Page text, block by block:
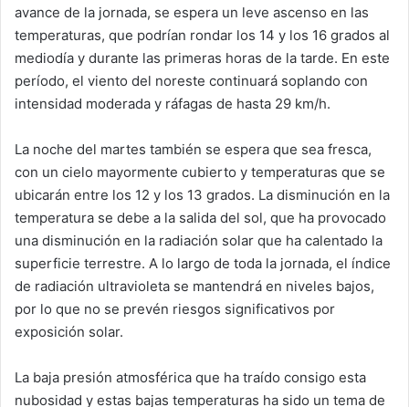
avance de la jornada, se espera un leve ascenso en las
temperaturas, que podrían rondar los 14 y los 16 grados al
mediodía y durante las primeras horas de la tarde. En este
período, el viento del noreste continuará soplando con
intensidad moderada y ráfagas de hasta 29 km/h.
La noche del martes también se espera que sea fresca,
con un cielo mayormente cubierto y temperaturas que se
ubicarán entre los 12 y los 13 grados. La disminución en la
temperatura se debe a la salida del sol, que ha provocado
una disminución en la radiación solar que ha calentado la
superficie terrestre. A lo largo de toda la jornada, el índice
de radiación ultravioleta se mantendrá en niveles bajos,
por lo que no se prevén riesgos significativos por
exposición solar.
La baja presión atmosférica que ha traído consigo esta
nubosidad y estas bajas temperaturas ha sido un tema de